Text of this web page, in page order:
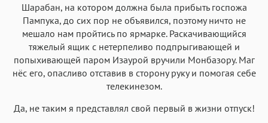
Шарабан, на котором должна была прибыть госпожа
Пампука, до сих пор не объявился, поэтому ничто не
мешало нам пройтись по ярмарке. Раскачивающийся
тяжелый ящик с нетерпеливо подпрыгивающей и
попыхивающей паром Изаурой вручили Монбазору. Маг
нёс его, опасливо отставив в сторону руку и помогая себе
телекинезом.
Да, не таким я представлял свой первый в жизни отпуск!